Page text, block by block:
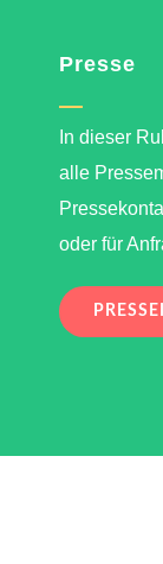
Presse
In dieser
alle
oder für